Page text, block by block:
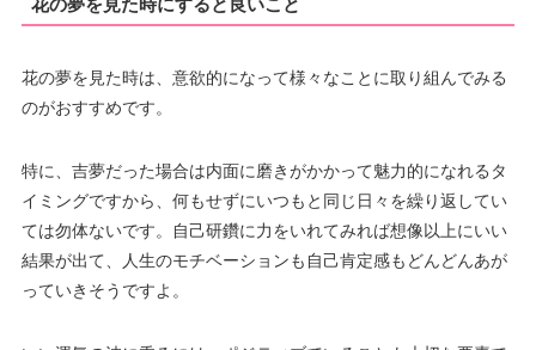
花の夢を見た時にすると良いこと
花の夢を見た時は、意欲的になって様々なことに取り組んでみる
のがおすすめです。
特に、吉夢だった場合は内面に磨きがかかって魅力的になれるタ
イミングですから、何もせずにいつもと同じ日々を繰り返してい
ては勿体ないです。自己研鑽に力をいれてみれば想像以上にいい
結果が出て、人生のモチベーションも自己肯定感もどんどんあが
っていきそうですよ。